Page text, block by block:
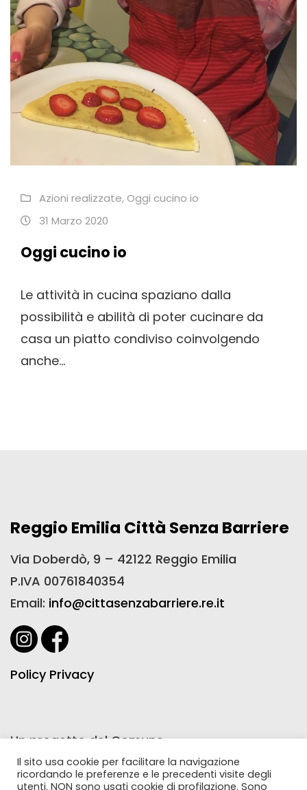
Azioni realizzate, Oggi cucino io
31 Marzo 2020
Oggi cucino io
Le attività in cucina spaziano dalla
possibilità e abilità di poter cucinare da
casa un piatto condiviso coinvolgendo
anche...
Reggio Emilia Città Senza Barriere
Via Doberdò, 9 – 42122 Reggio Emilia
P.IVA 00761840354
Email: info@cittasenzabarriere.re.it
Policy Privacy
Un progetto del Comune
di Reggio Emilia realizzato
con la collaborazione
Il sito usa cookie per facilitare la navigazione
ricordando le preferenze e le precedenti visite degli
utenti. NON sono usati cookie di profilazione. Sono